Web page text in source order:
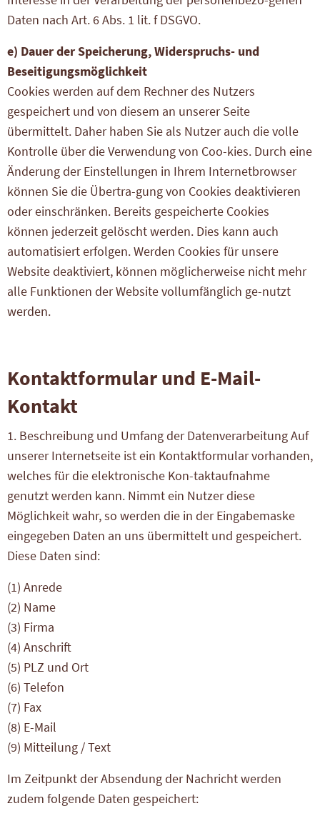
Daten nach Art. 6 Abs. 1 lit. f DSGVO.
e) Dauer der Speicherung, Widerspruchs- und
Beseitigungsmöglichkeit
Cookies werden auf dem Rechner des Nutzers
gespeichert und von diesem an unserer Seite
übermittelt. Daher haben Sie als Nutzer auch die volle
Kontrolle über die Verwendung von Coo-kies. Durch eine
Änderung der Einstellungen in Ihrem Internetbrowser
können Sie die Übertra-gung von Cookies deaktivieren
oder einschränken. Bereits gespeicherte Cookies
können jederzeit gelöscht werden. Dies kann auch
automatisiert erfolgen. Werden Cookies für unsere
Website deaktiviert, können möglicherweise nicht mehr
alle Funktionen der Website vollumfänglich ge-nutzt
werden.
Kontaktformular und E-Mail-
Kontakt
1. Beschreibung und Umfang der Datenverarbeitung Auf
unserer Internetseite ist ein Kontaktformular vorhanden,
welches für die elektronische Kon-taktaufnahme
genutzt werden kann. Nimmt ein Nutzer diese
Möglichkeit wahr, so werden die in der Eingabemaske
eingegeben Daten an uns übermittelt und gespeichert.
Diese Daten sind:
(1) Anrede
(2) Name
(3) Firma
(4) Anschrift
(5) PLZ und Ort
(6) Telefon
(7) Fax
(8) E-Mail
(9) Mitteilung / Text
Im Zeitpunkt der Absendung der Nachricht werden
zudem folgende Daten gespeichert: